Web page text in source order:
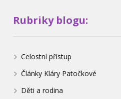
Rubriky blogu:
Celostní přístup
Články Kláry Patočkové
Děti a rodina